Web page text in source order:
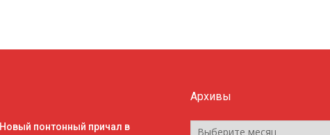
Новый понтонный причал в
Архивы
Архивы